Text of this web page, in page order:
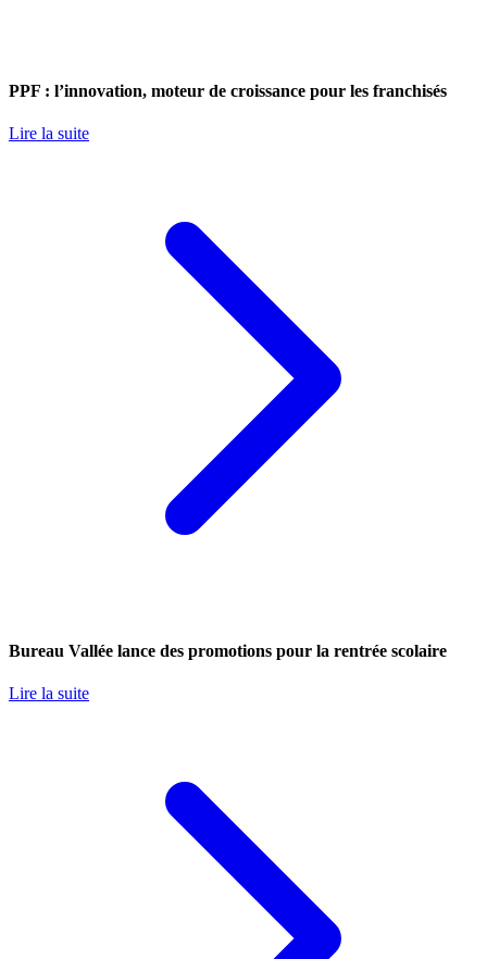
PPF : l’innovation, moteur de croissance pour les franchisés
Lire la suite
Bureau Vallée lance des promotions pour la rentrée scolaire
Lire la suite